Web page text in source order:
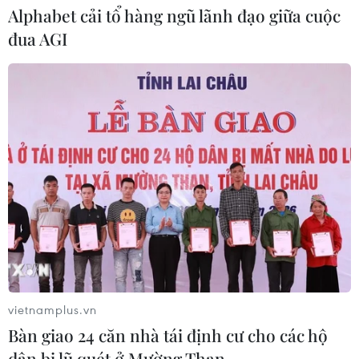
Xem thêm
CƠ QUAN CHỦ QUẢN: THÔNG TẤN XÃ VIỆT NAM
Tổng Biên tập: TRẦN TIẾN DUẨN
Phó Tổng Biên tập: NGUYỄN THỊ TÁM, KHÚC THANH
THỦY
Sở hữu trí tuệ
Quy định sử dụng
RSS
Ngôn ngữ
TTXVN
Alphabet cải tổ hàng ngũ lãnh đạo giữa cuộc
đua AGI
vietnamplus.vn
Bàn giao 24 căn nhà tái định cư cho các hộ